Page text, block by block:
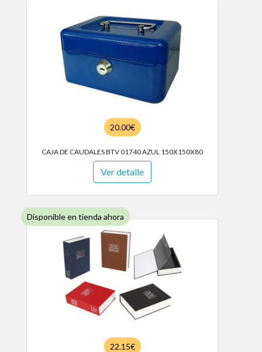
20.00€
CAJA DE CAUDALES BTV 01740 AZUL 150X150X80
Ver detalle
Disponible en tienda ahora
22.15€